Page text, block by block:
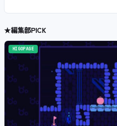
★編集部PICK
HIGOPAGE